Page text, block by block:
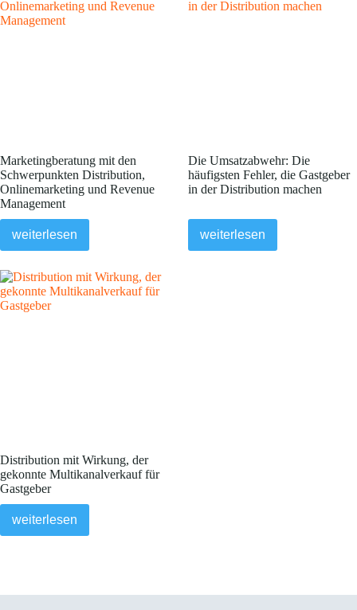
Marketingberatung mit den
Schwerpunkten Distribution,
Onlinemarketing und Revenue
Management
weiterlesen
Die Umsatzabwehr: Die
häufigsten Fehler, die Gastgeber
in der Distribution machen
weiterlesen
Distribution mit Wirkung, der
gekonnte Multikanalverkauf für
Gastgeber
weiterlesen